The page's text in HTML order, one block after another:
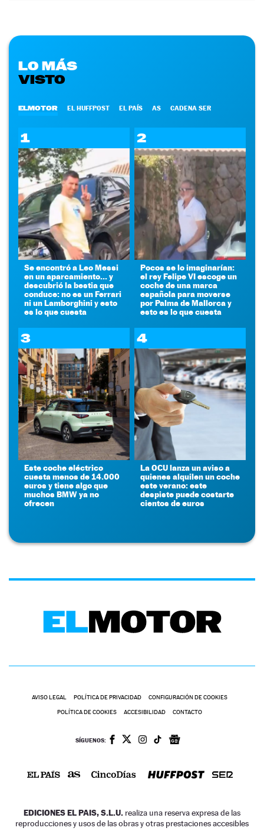
LO MÁS
VISTO
ELMOTOR EL HUFFPOST EL PAÍS AS CADENA SER
1
Se encontró a Leo Messi
en un aparcamiento... y
descubrió la bestia que
conduce: no es un Ferrari
ni un Lamborghini y esto
es lo que cuesta
2
Pocos se lo imaginarían:
el rey Felipe VI escoge un
coche de una marca
española para moverse
por Palma de Mallorca y
esto es lo que cuesta
3
Este coche eléctrico
cuesta menos de 14.000
euros y tiene algo que
muchos BMW ya no
ofrecen
4
La OCU lanza un aviso a
quienes alquilen un coche
este verano: este
despiste puede costarte
cientos de euros
AVISO LEGAL POLÍTICA DE PRIVACIDAD CONFIGURACIÓN DE COOKIES
POLÍTICA DE COOKIES ACCESIBILIDAD CONTACTO
SÍGUENOS:
EDICIONES EL PAIS, S.L.U. realiza una reserva expresa de las
reproducciones y usos de las obras y otras prestaciones accesibles